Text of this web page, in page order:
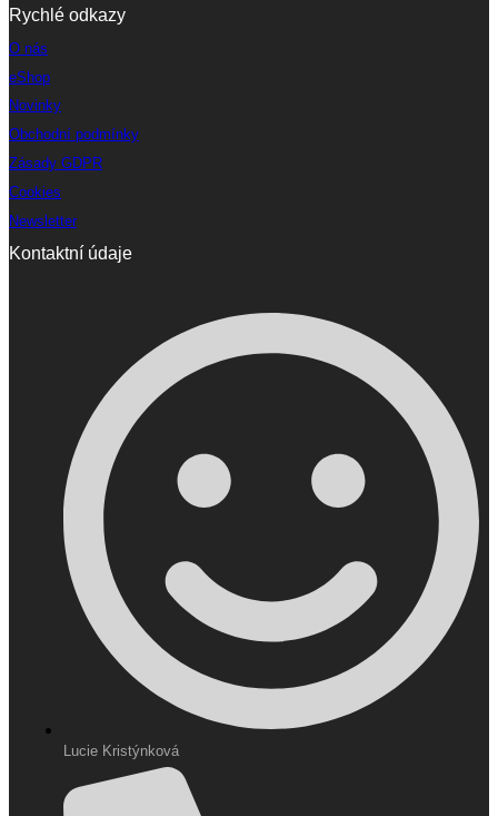
Rychlé odkazy
O nás
eShop
Novinky
Obchodní podmínky
Zásady GDPR
Cookies
Newsletter
Kontaktní údaje
Lucie Kristýnková